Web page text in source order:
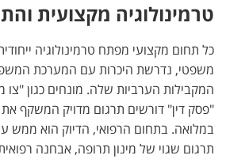
טרמינולוגיה מקצועית
כל תחום מקצועי מפתח טרמינולוגיה
משפטי, נדרשת היכרות עם המערכת
המקבילות הערביות שלה. מונחים כגון "צו
"פסק דין" דורשים תרגום מדויק המשקף
במלואה. בתחום הרפואי, הדיוק הוא ממש
תרגום שגוי של מינון תרופה, אבחנה